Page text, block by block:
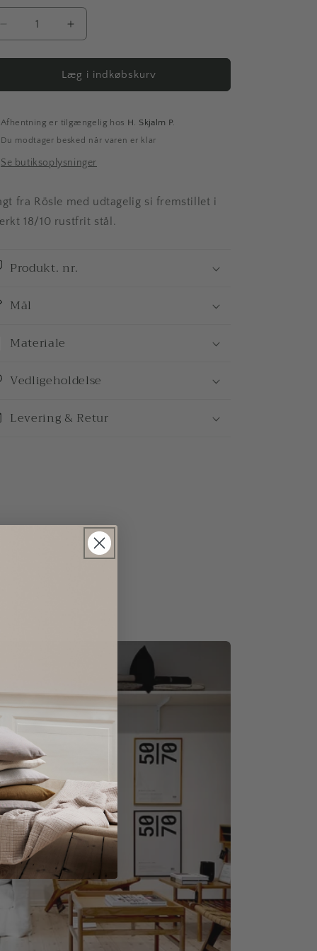
Reducer
antallet
for
Øg
antallet
for
Tragt
Læg i indkøbskurv
Afhentning er tilgængelig hos H. Skjalm P.
Du modtager besked når varen er klar
Se butiksoplysninger
fra Rösle med udtagelig si fremstillet i
18/10 rustfrit stål.
Produkt. nr.
Mål
Materiale
Vedligeholdelse
Levering & Retur